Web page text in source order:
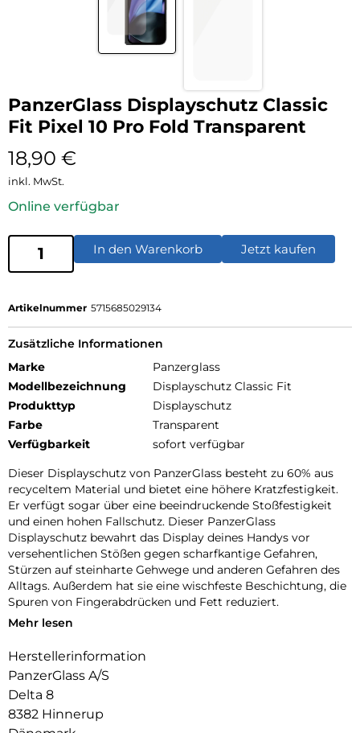
PanzerGlass Displayschutz Classic
Fit Pixel 10 Pro Fold Transparent
18,90 €
inkl. MwSt.
Online verfügbar
In den Warenkorb Jetzt kaufen
Artikelnummer 5715685029134
Zusätzliche Informationen
Marke
Panzerglass
Modellbezeichnung
Displayschutz Classic Fit
Produkttyp
Displayschutz
Farbe
Transparent
Verfügbarkeit
sofort verfügbar
Dieser Displayschutz von PanzerGlass besteht zu 60% aus
recyceltem Material und bietet eine höhere Kratzfestigkeit.
Er verfügt sogar über eine beeindruckende Stoßfestigkeit
und einen hohen Fallschutz. Dieser PanzerGlass
Displayschutz bewahrt das Display deines Handys vor
versehentlichen Stößen gegen scharfkantige Gefahren,
Stürzen auf steinharte Gehwege und anderen Gefahren des
Alltags. Außerdem hat sie eine wischfeste Beschichtung, die
Spuren von Fingerabdrücken und Fett reduziert.
Der Displayschutz verlängert die Lebensdauer deines
kannst, der es genauso liebt wie du. Dies ist eine Möglichkeit,
auf eine nachhaltigere Zukunft hinzuarbeiten. Eine andere ist,
weniger Verpackung zu verwenden: Bei diesem
Displayschutz haben wir es geschafft, die Papierverpackung
im Vergleich zu früheren Modellen um 33 % zu reduzieren.
Mehr lesen
Herstellerinformation
PanzerGlass A/S
Delta 8
8382 Hinnerup